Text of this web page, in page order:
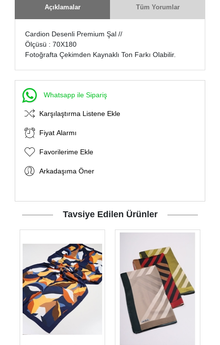
Açıklamalar Tüm Yorumlar
Cardion Desenli Premium Şal //
Ölçüsü : 70X180
Fotoğrafta Çekimden Kaynaklı Ton Farkı Olabilir.
Whatsapp ile Sipariş
Karşılaştırma Listene Ekle
Fiyat Alarmı
Favorilerime Ekle
Arkadaşıma Öner
Tavsiye Edilen Ürünler